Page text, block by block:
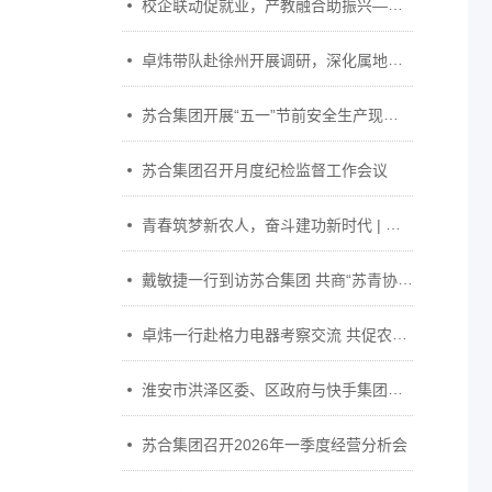
校企联动促就业，产教融合助振兴——江苏警官学院到苏合集团开展访企拓岗促就业专项活动
卓炜带队赴徐州开展调研，深化属地协同发展
苏合集团开展“五一”节前安全生产现场检查
苏合集团召开月度纪检监督工作会议
青春筑梦新农人，奋斗建功新时代 | 苏合集团开展“新农人——用奋斗织梦青春”主题培训暨“五四运动”107周年主题团日活动
戴敏捷一行到访苏合集团 共商“苏青协作”深化合作
卓炜一行赴格力电器考察交流 共促农产品冷链物流深化合作
淮安市洪泽区委、区政府与快手集团共赴苏合集团开展调研座谈
苏合集团召开2026年一季度经营分析会